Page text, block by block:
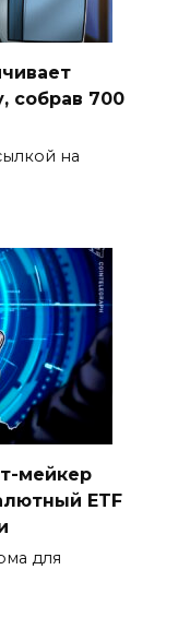
собрав 700
на
мейкер
ETF
для